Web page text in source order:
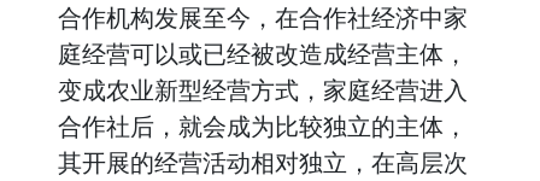
合作机构发展至今，在合作社经济中家
庭经营可以或已经被改造成经营主体，
变成农业新型经营方式，家庭经营进入
合作社后，就会成为比较独立的主体，
其开展的经营活动相对独立，在高层次